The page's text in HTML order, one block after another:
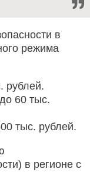
в
режима
рублей.
60 тыс.
тыс. рублей.
в регионе с